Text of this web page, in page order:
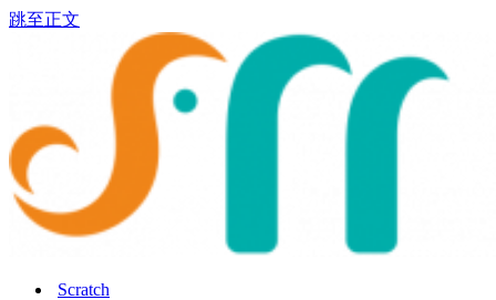
跳至正文
Scratch